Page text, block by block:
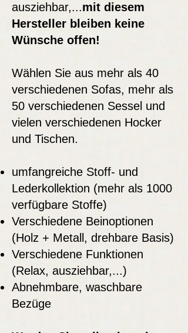
ausziehbar,...mit diesem
Hersteller bleiben keine
Wünsche offen!
Wählen Sie aus mehr als 40
verschiedenen Sofas, mehr als
50 verschiedenen Sessel und
vielen verschiedenen Hocker
und Tischen.
umfangreiche Stoff- und
Lederkollektion (mehr als 1000
verfügbare Stoffe)
Verschiedene Beinoptionen
(Holz + Metall, drehbare Basis)
Verschiedene Funktionen
(Relax, ausziehbar,...)
Abnehmbare, waschbare
Bezüge